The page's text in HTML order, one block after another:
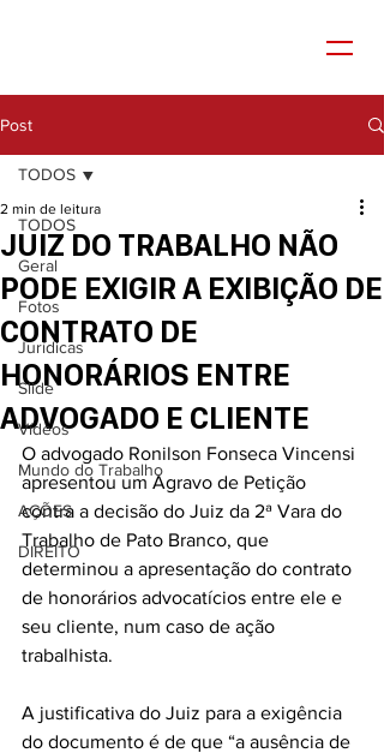
Post
TODOS
Geral
Fotos
Jurídicas
Slide
Vídeos
Mundo do Trabalho
AÇÕES
DIREITO
TODOS
JUIZ DO TRABALHO NÃO
PODE EXIGIR A EXIBIÇÃO DE
CONTRATO DE
HONORÁRIOS ENTRE
ADVOGADO E CLIENTE
2 min de leitura
O advogado Ronilson Fonseca Vincensi
apresentou um Agravo de Petição
contra a decisão do Juiz da 2ª Vara do
Trabalho de Pato Branco, que
determinou a apresentação do contrato
de honorários advocatícios entre ele e
seu cliente, num caso de ação
trabalhista.
A justificativa do Juiz para a exigência
do documento é de que “a ausência de